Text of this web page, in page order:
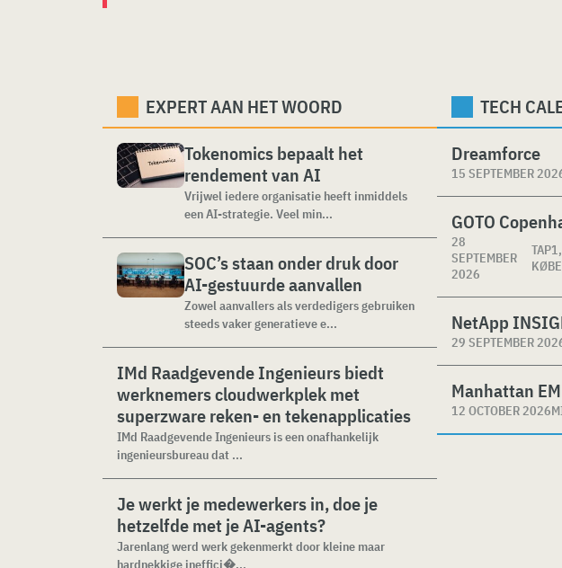
EXPERT AAN HET WOORD
Tokenomics bepaalt het
rendement van AI
Vrijwel iedere organisatie heeft inmiddels
een AI-strategie. Veel min...
SOC’s staan onder druk door
AI-gestuurde aanvallen
Zowel aanvallers als verdedigers gebruiken
steeds vaker generatieve e...
IMd Raadgevende Ingenieurs biedt
werknemers cloudwerkplek met
superzware reken- en tekenapplicaties
IMd Raadgevende Ingenieurs is een onafhankelijk
ingenieursbureau dat ...
Je werkt je medewerkers in, doe je
hetzelfde met je AI-agents?
Jarenlang werd werk gekenmerkt door kleine maar
hardnekkige ineffici�...
TECH
Dreamforce
15 SEPTEMBER
GOTO
28
SEPTEMBER
2026
NetApp
29 SEPTEMBER
Manhattan
12 OCTOBER 2026